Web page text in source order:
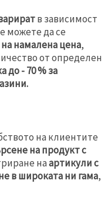
в зависимост
можете да се
намалена цена,
от определен
до - 70 % за
на клиентите
на продукт с
наартикули с
в широката ни гама,